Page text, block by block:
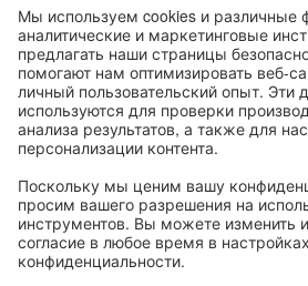
Сообщество «Немецкий
Практикуйте немецкий
Курсы немецкого языка от
Портал для
Конфиденциальность и
Настройки